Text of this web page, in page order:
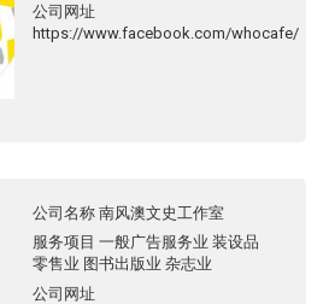
公司网址
https://www.facebook.com/whocafe/
公司名称 南风澳文史工作室
服务项目 一般广告服务业 装设品
零售业 图书出版业 杂志业
公司网址